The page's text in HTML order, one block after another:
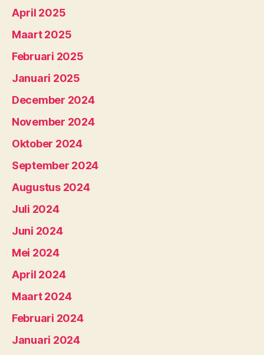
April 2025
Maart 2025
Februari 2025
Januari 2025
December 2024
November 2024
Oktober 2024
September 2024
Augustus 2024
Juli 2024
Juni 2024
Mei 2024
April 2024
Maart 2024
Februari 2024
Januari 2024